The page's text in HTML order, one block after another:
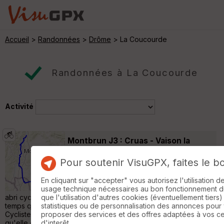
Accueil > Randonnées > Drôme > La Coucourde
Randonnées à La Coucourde
Activité
Montbrun J3 : Cruas - Vaison la
270 m
À 3 km, j'y vais ce soir au restau. ( a Vaison)
Hier, frichti maison. Camping pas mal avec
abri cyclo, frigo, plaque de cuisson. Je suis arrivé en même
temps que xxx, une belge de bruge avec qui j'ai sympathisé.
Cycliste aguerrie, très chargée, bavarde. Cela fait quinze jours
Pour soutenir VisuGPX, faites le
En cliquant sur "accepter" vous autorisez l'utilisation
usage technique nécessaires au bon fonctionnement
que l'utilisation d'autres cookies (éventuellement
statistiques ou de personnalisation des annonces pour
proposer des services et des offres adaptées à vos